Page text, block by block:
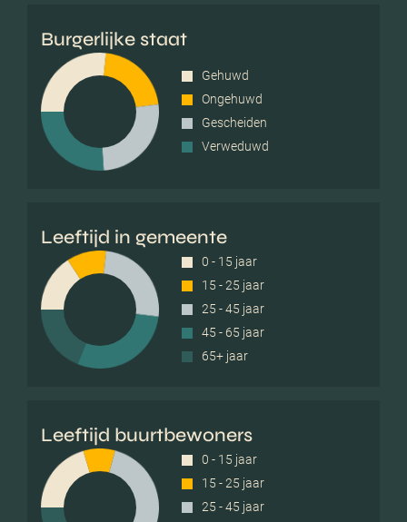
Burgerlijke staat
Gehuwd
Ongehuwd
Gescheiden
Verweduwd
Leeftijd in gemeente
0 - 15 jaar
15 - 25 jaar
25 - 45 jaar
45 - 65 jaar
65+ jaar
Leeftijd buurtbewoners
0 - 15 jaar
15 - 25 jaar
25 - 45 jaar